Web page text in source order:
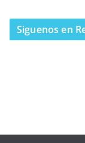
Siguenos en